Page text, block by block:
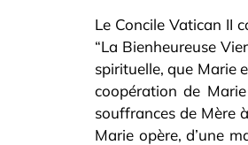
Le Concile Vatican II
“La Bienheureuse
spirituelle, que Marie
coopération de
souffrances de Mère
Marie opère, d’une